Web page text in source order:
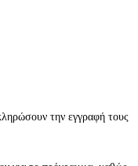
την εγγραφή τους